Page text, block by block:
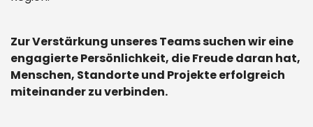
Zur Verstärkung unseres Teams suchen wir eine
engagierte Persönlichkeit, die Freude daran hat,
Menschen, Standorte und Projekte erfolgreich
miteinander zu verbinden.